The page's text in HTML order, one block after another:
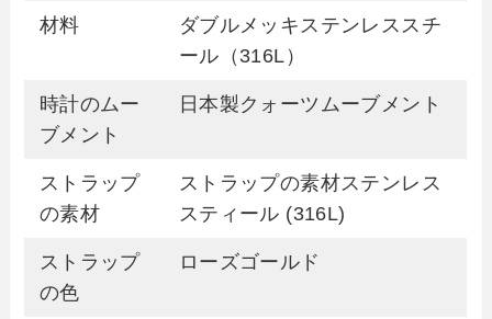
材料
ダブルメッキステンレススチ
ール（316L）
時計のムー
ブメント
日本製クォーツムーブメント
ストラップ
の素材
ストラップの素材ステンレス
スティール (316L)
ストラップ
の色
ローズゴールド